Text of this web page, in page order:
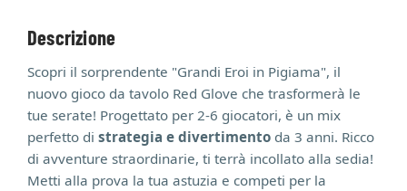
Descrizione
Scopri il sorprendente "Grandi Eroi in Pigiama", il
nuovo gioco da tavolo Red Glove che trasformerà le
tue serate! Progettato per 2-6 giocatori, è un mix
perfetto di strategia e divertimento da 3 anni. Ricco
di avventure straordinarie, ti terrà incollato alla sedia!
Metti alla prova la tua astuzia e competi per la